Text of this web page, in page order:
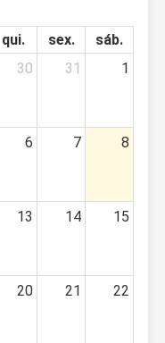
qui. sex.
sáb.
30 31 1
6 7 8
13 14 15
20 21 22